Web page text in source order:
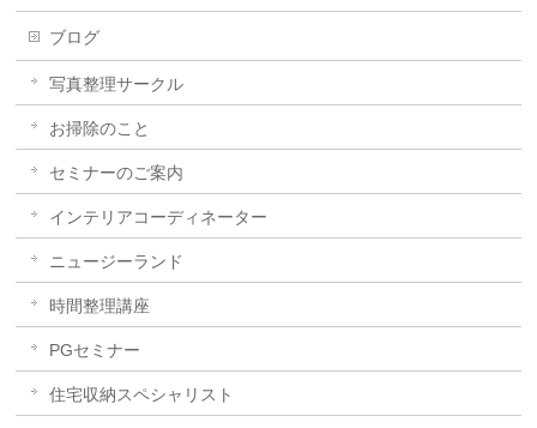
ブログ
写真整理サークル
お掃除のこと
セミナーのご案内
インテリアコーディネーター
ニュージーランド
時間整理講座
PGセミナー
住宅収納スペシャリスト